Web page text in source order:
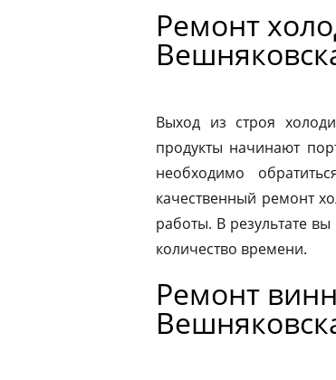
Ремонт
Выход из строя
продукты начинают
необходимо
качественный ремонт
работы. В результате
количество времени.
Ремонт